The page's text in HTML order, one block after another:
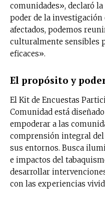
comunidades», declaró
poder de la investigación
afectados, podemos
culturalmente sensibles
eficaces».
El propósito y
El Kit de Encuestas
Comunidad está
empoderar a las
comprensión integral del
sus entornos. Busca
e impactos del
desarrollar
con las experiencias